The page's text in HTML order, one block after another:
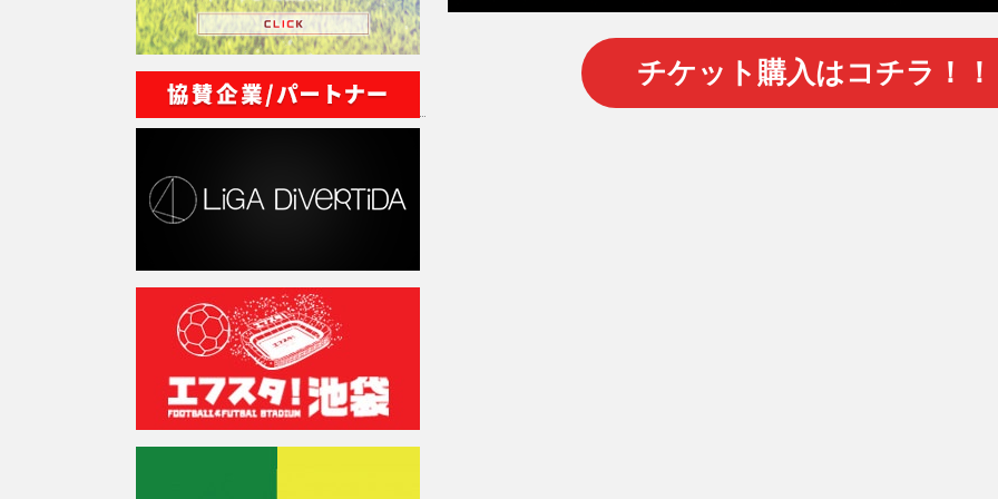
チケット購入はコチラ！